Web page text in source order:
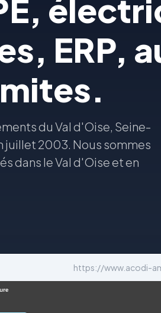
ERP,
du Val d'Oise, Seine-
juillet 2003. Nous sommes
dans le Val d'Oise et en
https://www.acodi-